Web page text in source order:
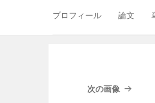
プロフィール 論文
次の画像